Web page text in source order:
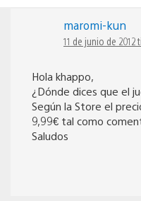
maromi-kun
11 de junio de
Hola khappo,
¿Dónde dices que el
Según la Store el
9,99€ tal como
Saludos